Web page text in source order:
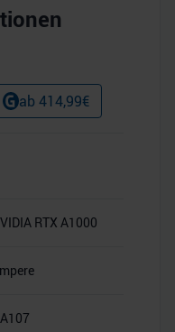
ab 414,99€
RTX A1000